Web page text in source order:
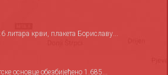
литара крви, плакета Бориславу...
основце обезбијеђено 1.685...